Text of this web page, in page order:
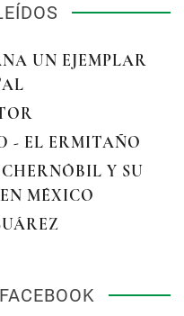
UN EJEMPLAR
- EL ERMITAÑO
Y SU
MÉXICO